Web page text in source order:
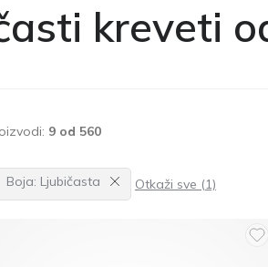
kreveti
9 od 560
Boja: Ljubičasta Otkaži sve (1)